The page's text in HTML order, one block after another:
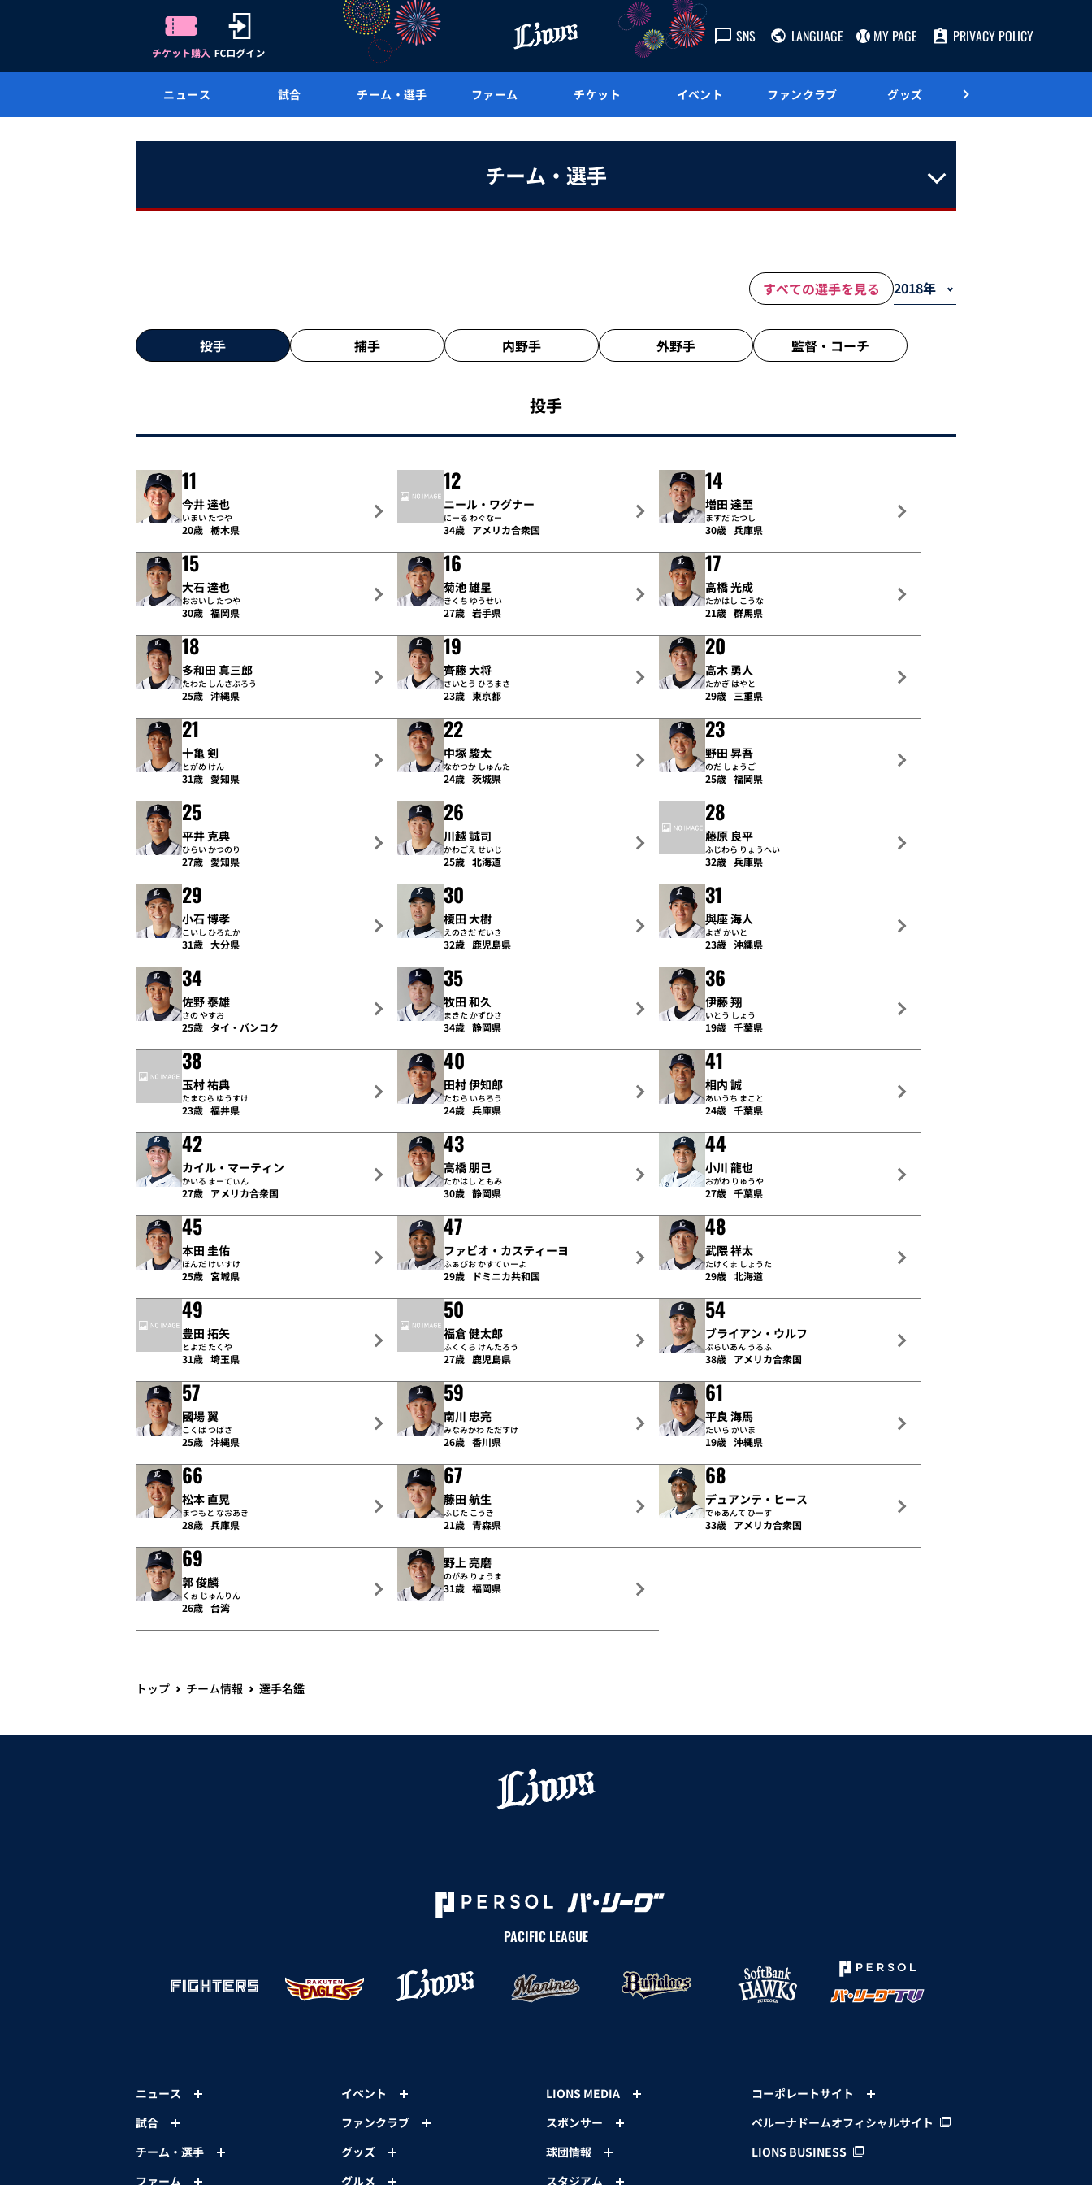
SNS LANGUAGE MY PAGE PRIVACY POLICY
ニュース 試合 チーム・選手 ファーム チケット イベント ファンクラブ グッズ
チーム・選手
すべての選手を見る
投手 捕手 内野手 外野手 監督・ コーチ
投手
11
今井 達也
いまい たつや
20歳 栃木県
12
ニール・ワグナー
にーる わぐなー
34歳 アメリカ合衆国
14
増田 達至
ますだ たつし
30歳 兵庫県
15
大石 達也
おおいし たつや
30歳 福岡県
16
菊池 雄星
きくち ゆうせい
27歳 岩手県
17
高橋 光成
たかはし こうな
21歳 群馬県
18
多和田 真三郎
たわた しんさぶろう
25歳 沖縄県
19
齊藤 大将
さいとう ひろまさ
23歳 東京都
20
高木 勇人
たかぎ はやと
29歳 三重県
21
十亀 剣
とがめ けん
31歳 愛知県
22
中塚 駿太
なかつか しゅんた
24歳 茨城県
23
野田 昇吾
のだ しょうご
25歳 福岡県
25
平井 克典
ひらい かつのり
27歳 愛知県
26
川越 誠司
かわごえ せいじ
25歳 北海道
28
藤原 良平
ふじわら りょうへい
32歳 兵庫県
29
小石 博孝
こいし ひろたか
31歳 大分県
30
榎田 大樹
えのきだ だいき
32歳 鹿児島県
31
與座 海人
よざ かいと
23歳 沖縄県
34
佐野 泰雄
さの やすお
25歳 タイ・バンコク
35
牧田 和久
まきた かずひさ
34歳 静岡県
36
伊藤 翔
いとう しょう
19歳 千葉県
38
玉村 祐典
たまむら ゆうすけ
23歳 福井県
40
田村 伊知郎
たむら いちろう
24歳 兵庫県
41
相内 誠
あいうち まこと
24歳 千葉県
42
カイル・マーティン
かいる まーてぃん
27歳 アメリカ合衆国
43
高橋 朋己
たかはし ともみ
30歳 静岡県
44
小川 龍也
おがわ りゅうや
27歳 千葉県
45
本田 圭佑
ほんだ けいすけ
25歳 宮城県
47
ファビオ・カスティーヨ
ふぁびお かすてぃーよ
29歳 ドミニカ共和国
48
武隈 祥太
たけくま しょうた
29歳 北海道
49
豊田 拓矢
とよだ たくや
31歳 埼玉県
50
福倉 健太郎
ふくくら けんたろう
27歳 鹿児島県
54
ブライアン・ウルフ
ぶらいあん うるふ
38歳 アメリカ合衆国
57
國場 翼
こくば つばさ
25歳 沖縄県
59
南川 忠亮
みなみかわ ただすけ
26歳 香川県
61
平良 海馬
たいら かいま
19歳 沖縄県
66
松本 直晃
まつもと なおあき
28歳 兵庫県
67
藤田 航生
ふじた こうき
21歳 青森県
68
デュアンテ・ヒース
でゅあんて ひーす
33歳 アメリカ合衆国
69
郭 俊麟
くぉ じゅんりん
26歳 台湾
野上 亮磨
のがみ りょうま
31歳 福岡県
トップ チーム情報 選手名鑑
PACIFIC LEAGUE
ニュース
試合
チーム・選手
ファーム
イベント
ファンクラブ
グッズ
グルメ
LIONS MEDIA
スポンサー
球団情報
スタジアム
コーポレートサイト
ベルーナドームオフィシャルサイト
LIONS BUSINESS